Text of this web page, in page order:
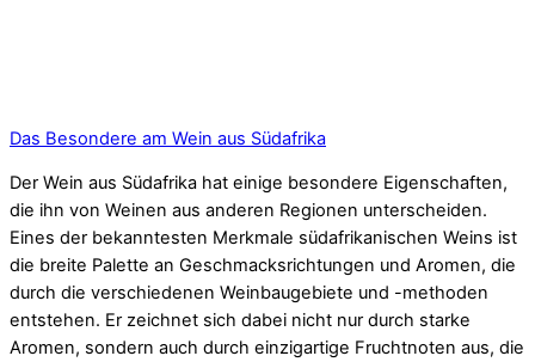
Das Besondere am Wein aus Südafrika
Der Wein aus Südafrika hat einige besondere Eigenschaften,
die ihn von Weinen aus anderen Regionen unterscheiden.
Eines der bekanntesten Merkmale südafrikanischen Weins ist
die breite Palette an Geschmacksrichtungen und Aromen, die
durch die verschiedenen Weinbaugebiete und -methoden
entstehen. Er zeichnet sich dabei nicht nur durch starke
Aromen, sondern auch durch einzigartige Fruchtnoten aus, die